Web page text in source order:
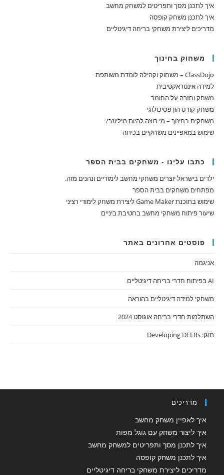
איך לתכנן מסך ותפריטים למשחק מחשב
איך לתכנן משחק קופסה
מדריכים ליצירת משחקי בריחה דיגיטליים
משחוק בחינוך
ClassDojo – משחוק וקהילה לומדת משותפת
למידה אינטראקטיבית
משחק וחזרה על החומר
משחק קורס הון פסיכולוגי
משחקים בחינוך – מי רוצה להיות מיליונר?
שימוש במאפיינים משחקיים בכיתה
כתבו עלינו - משחקים בבית הספר
ילדים בישראל יוצרים משחקי מחשב לימודיים ונהנים מזה.
מפתחים משחקים בבית הספר
שימוש בתוכנת Game Maker ליצירת משחק לימודי רציני
שיעור פיתוח משחקי מחשב בחטיבת ביניים
פוסטים אחרונים באתר
אניגמה
AI בפיתוח חדרי בריחה דיגיטליים
משחקי למידה דיגיטליים בהוראה
השתלמות חדרי בריחה אוגוסט 2024
מוגן: Developing DEERs
מדריכים
איך לאפיין משחק מחשב
איך ליצור משחק עם גוגל מפות
איך לתכנן מסך ותפריטים למשחק מחשב
איך לתכנן משחק קופסה
מדריכים ליצירת משחקי בריחה דיגיטליים